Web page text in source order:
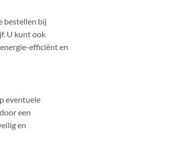
bestellen bij
U kunt ook
efficiënt en
eventuele
een
en